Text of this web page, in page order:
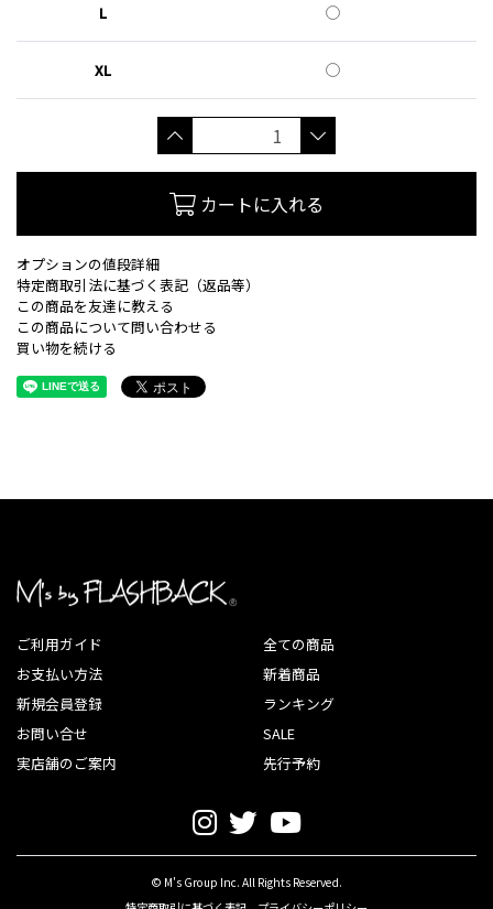
L
XL
カートに入れる
オプションの値段詳細
特定商取引法に基づく表記（返品等）
この商品を友達に教える
この商品について問い合わせる
買い物を続ける
ご利用ガイド
お支払い方法
新規会員登録
お問い合せ
実店舗のご案内
全ての商品
新着商品
ランキング
SALE
先行予約
© M's Group Inc. All Rights Reserved.